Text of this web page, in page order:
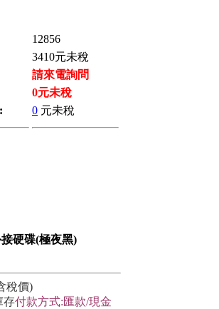
12856
3410元未稅
請來電詢問
0元未稅
0 元未稅
硬碟(極夜黑)
稅價)
存付款方式:匯款/現金